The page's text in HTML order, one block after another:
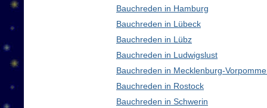
Bauchreden in Hamburg
Bauchreden in Lübeck
Bauchreden in Lübz
Bauchreden in Ludwigslust
Bauchreden in Mecklenburg-
Bauchreden in Rostock
Bauchreden in Schwerin